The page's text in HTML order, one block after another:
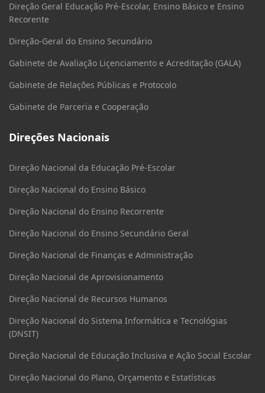
Direção Geral Educação Pré-Escolar, Ensino Básico e Ensino
Recorente
Direção-Geral do Ensino Secundário
Gabinete de Avaliação Liçenciamento e Acreditação (GALA)
Gabinete de Relações Públicas e Protocolo
Gabinete de Parceria e Cooperação
Direções Nacionais
Direção Nacional da Educação Pré-Escolar
Direção Nacional do Ensino Básico
Direção Nacional do Ensino Recorrente
Direção Nacional do Ensino Secundário Geral
Direção Nacional de Finanças e Administração
Direção Nacional de Aprovisionamento
Direção Nacional de Recursos Humanos
Direção Nacional do Sistema Informática e Tecnológias
(DNSIT)
Direção Nacional de Educação Inclusiva e Ação Social Escolar
Direção Nacional do Plano, Orçamento e Estatísticas